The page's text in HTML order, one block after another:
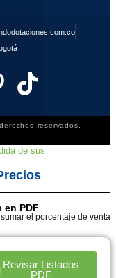
reservados.
en PDF
el porcentaje de venta
Revisar Listados
PDF